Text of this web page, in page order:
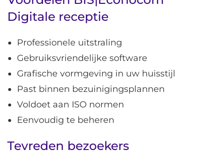
Digitale receptie
Professionele uitstraling
Gebruiksvriendelijke software
Grafische vormgeving in uw huisstijl
Past binnen bezuinigingsplannen
Voldoet aan ISO normen
Eenvoudig te beheren
Tevreden bezoekers